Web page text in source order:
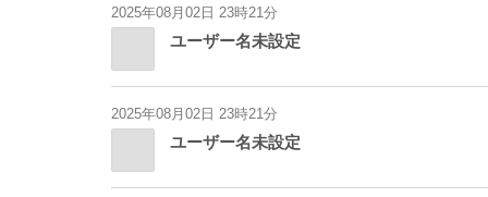
2025年08月02日 23時21分
ユーザー名未設定
2025年08月02日 23時21分
ユーザー名未設定